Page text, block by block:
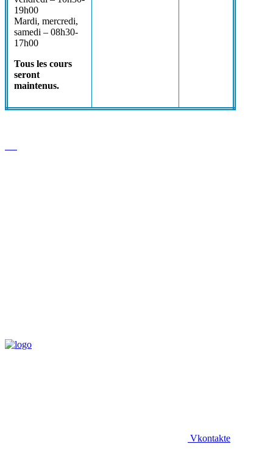
19h00
Mardi, mercredi,
samedi – 08h30-
17h00
Tous les cours
seront
maintenus.
Vkontakte